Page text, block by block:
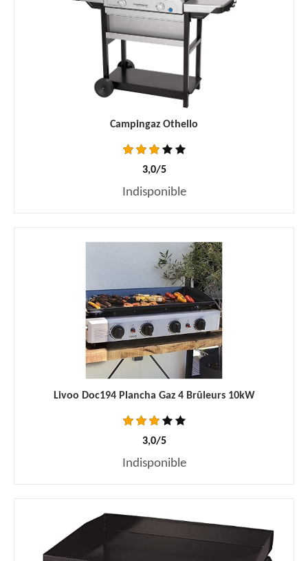
Campingaz Othello
3,0/5
Indisponible
Livoo Doc194 Plancha Gaz 4 Brûleurs 10kW
3,0/5
Indisponible